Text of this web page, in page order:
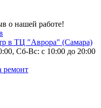
о нашей работе!
в ТЦ "Аврора" (Самара)
Сб-Вс: с 10:00 до 20:00
ремонт